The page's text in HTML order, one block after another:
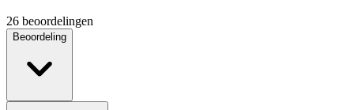
26 beoordelingen
Beoordeling